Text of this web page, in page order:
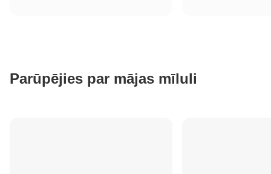
Parūpējies par mājas mīluli